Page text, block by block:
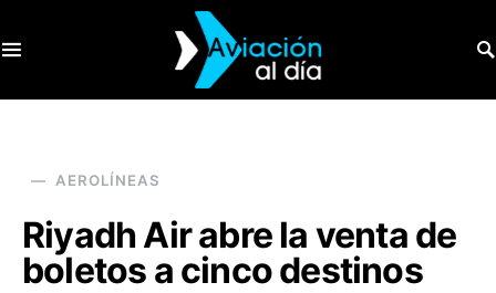
AEROLÍNEAS
Riyadh Air abre la venta de
boletos a cinco destinos